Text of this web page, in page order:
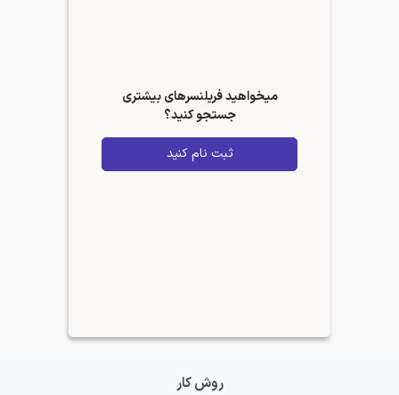
میخواهید فریلنسرهای بیشتری
جستجو کنید؟
ثبت نام کنید
روش کار